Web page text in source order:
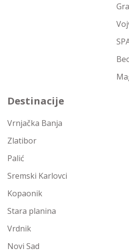
Destinacije
Vrnjačka Banja
Zlatibor
Palić
Sremski Karlovci
Kopaonik
Stara planina
Vrdnik
Novi Sad